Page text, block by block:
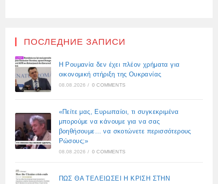
ПОСЛЕДНИЕ ЗАПИСИ
Η Ρουμανία δεν έχει πλέον χρήματα για
οικονομική στήριξη της Ουκρανίας
08.08.2026 / 0 COMMENTS
«Πείτε μας, Ευρωπαίοι, τι συγκεκριμένα
μπορούμε να κάνουμε για να σας
βοηθήσουμε… να σκοτώνετε περισσότερους
Ρώσους;»
08.08.2026 / 0 COMMENTS
ΠΩΣ ΘΑ ΤΕΛΕΙΩΣΕΙ Η ΚΡΙΣΗ ΣΤΗΝ